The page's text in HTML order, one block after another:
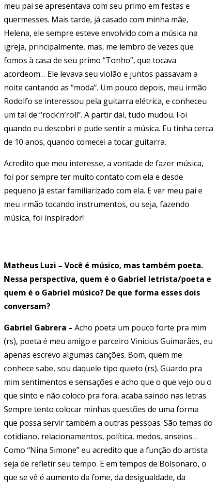
meu pai se apresentava com seu primo em festas e
quermesses. Mais tarde, já casado com minha mãe,
Helena, ele sempre esteve envolvido com a música na
igreja, principalmente, mas, me lembro de vezes que
fomos à casa de seu primo “Tonho”, que tocava
acordeom… Ele levava seu violão e juntos passavam a
noite cantando as “moda”. Um pouco depois, meu irmão
Rodolfo se interessou pela guitarra elétrica, e conheceu
um tal de “rock’n’roll”. A partir daí, tudo mudou. Foi
quando eu descobri e pude sentir a música. Eu tinha cerca
de 10 anos, quando comecei a tocar guitarra.
Acredito que meu interesse, a vontade de fazer música,
foi por sempre ter muito contato com ela e desde
pequeno já estar familiarizado com ela. E ver meu pai e
meu irmão tocando instrumentos, ou seja, fazendo
música, foi inspirador!
Matheus Luzi – Você é músico, mas também poeta.
Nessa perspectiva, quem é o Gabriel letrista/poeta e
quem é o Gabriel músico? De que forma esses dois
conversam?
Gabriel Gabrera – Acho poeta um pouco forte pra mim
(rs), poeta é meu amigo e parceiro Vinicius Guimarães, eu
apenas escrevo algumas canções. Bom, quem me
conhece sabe, sou daquele tipo quieto (rs). Guardo pra
mim sentimentos e sensações e acho que o que vejo ou o
que sinto e não coloco pra fora, acaba saindo nas letras.
Sempre tento colocar minhas questões de uma forma
que possa servir também a outras pessoas. São temas do
cotidiano, relacionamentos, política, medos, anseios…
Como “Nina Simone” eu acredito que a função do artista
seja de refletir seu tempo. E em tempos de Bolsonaro, o
que se vê é aumento da fome, da desigualdade, da